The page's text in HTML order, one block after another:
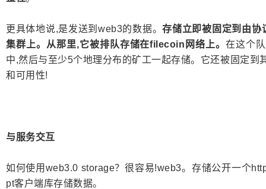
更具体地说,是发送到web3的数据。存储立即被固定到由
集群上。从那里,它被排队存储在filecoin网络上。 在这个
中,然后与至少5个地理分布的矿工一起存储。它还被固定
和可用性!
与服务交互
如何使用web3.0 storage？很容易!web3。存储公开一个
pt客户端库存储数据。